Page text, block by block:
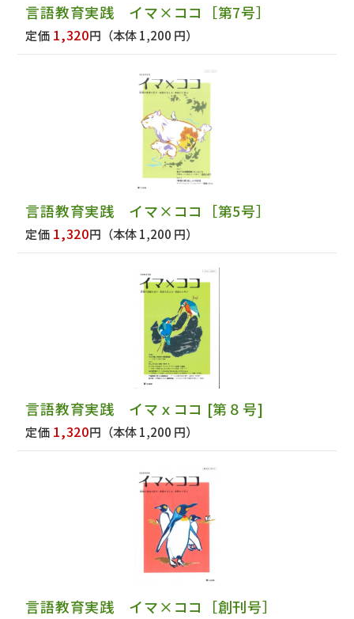
言語教育実践 イマ×ココ［第7号］
定価 1,320円 （本体 1,200 円）
言語教育実践 イマ×ココ［第5号］
定価 1,320円 （本体 1,200 円）
言語教育実践 イマｘココ [第８号]
定価 1,320円 （本体 1,200 円）
言語教育実践 イマ×ココ［創刊号］